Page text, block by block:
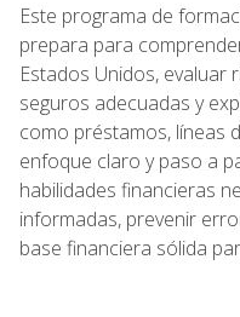
Este programa de
prepara para
Estados Unidos, evaluar
seguros adecuadas y
como préstamos, líneas
enfoque claro y paso a
habilidades financieras
informadas, prevenir
base financiera sólida